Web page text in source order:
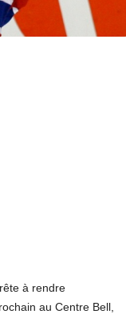
à rendre
au Centre Bell,